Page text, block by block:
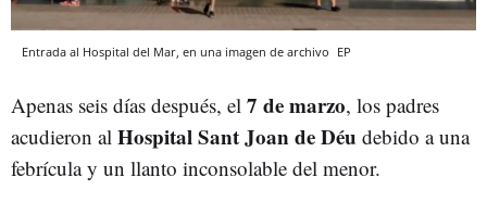
Entrada al Hospital del Mar, en una imagen de archivo EP
Apenas seis días después, el 7 de marzo, los padres
acudieron al Hospital Sant Joan de Déu debido a una
febrícula y un llanto inconsolable del menor.